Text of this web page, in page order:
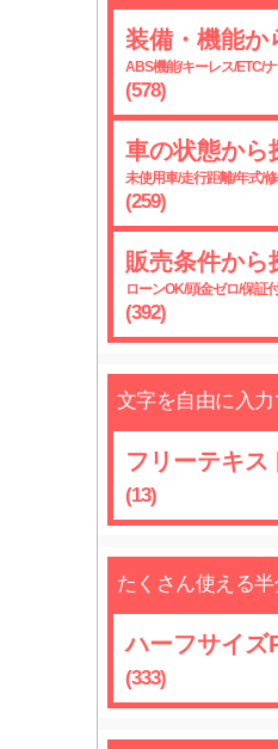
装備・機能か
ABS機能/キーレス/ETC/
(578)
車の状態から
未使用車/走行距離/年式/
(259)
販売条件から
ローンOK/頭金ゼロ/保証
(392)
文字を自由に入力
フリーテキス
(13)
たくさん使える半
ハーフサイズ
(333)